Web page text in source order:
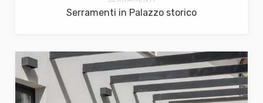
Serramenti in Palazzo storico